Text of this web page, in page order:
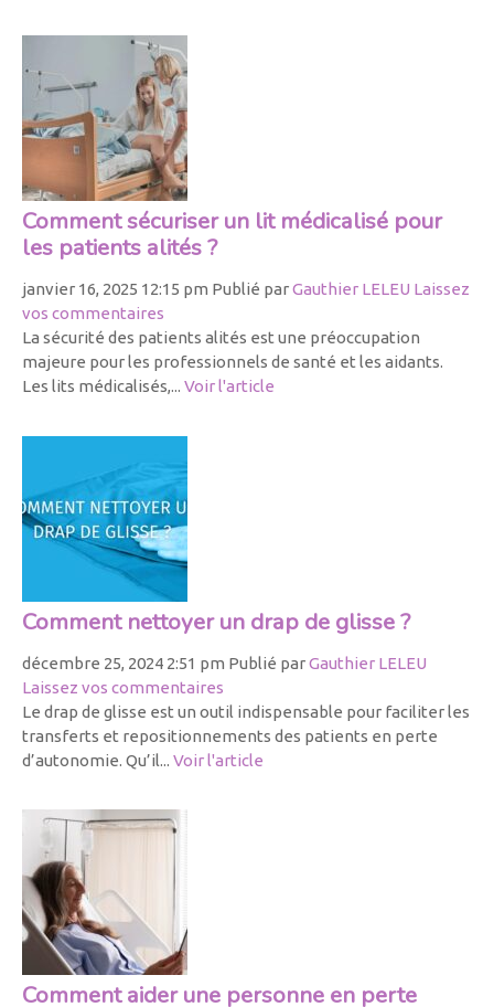
Comment sécuriser un lit médicalisé pour
les patients alités ?
janvier 16, 2025 12:15 pm Publié parGauthier LELEU Laissez
vos commentaires
La sécurité des patients alités est une préoccupation
majeure pour les professionnels de santé et les aidants.
Les lits médicalisés,... Voir l'article
Comment nettoyer un drap de glisse ?
décembre 25, 2024 2:51 pm Publié parGauthier LELEU
Laissez vos commentaires
Le drap de glisse est un outil indispensable pour faciliter les
transferts et repositionnements des patients en perte
d’autonomie. Qu’il... Voir l'article
Comment aider une personne en perte